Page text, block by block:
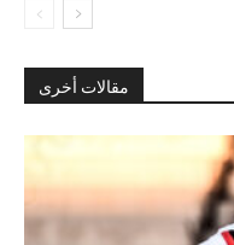
مقالات أخرى